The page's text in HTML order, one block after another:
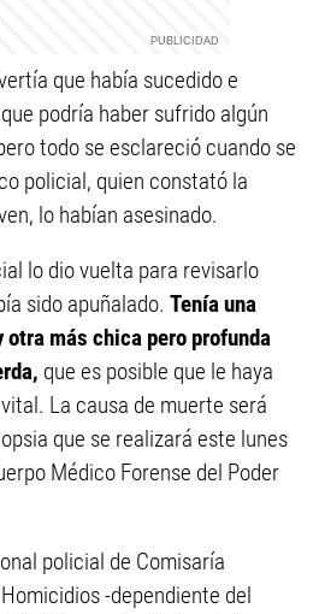
que había sucedido e
podría haber sufrido algún
todo se esclareció cuando se
policial, quien constató la
lo habían asesinado.
lo dio vuelta para revisarlo
sido apuñalado. Tenía una
otra más chica pero profunda
que es posible que le haya
La causa de muerte será
que se realizará este lunes
Médico Forense del Poder
policial de Comisaría
-dependiente del